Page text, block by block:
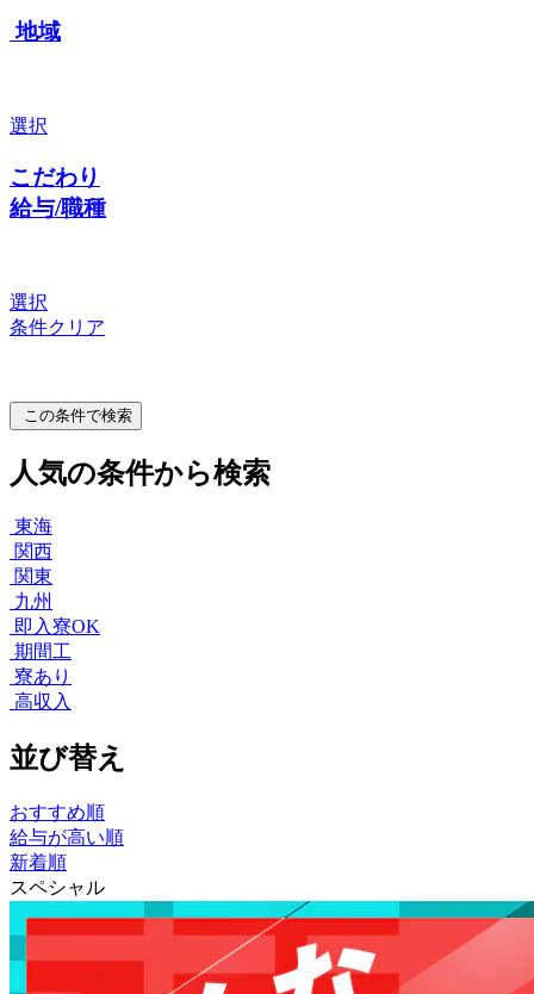
地域
選択
こだわり
給与/職種
選択
条件クリア
この条件で検索
人気の条件から検索
東海
関西
関東
九州
即入寮OK
期間工
寮あり
高収入
並び替え
おすすめ順
給与が高い順
新着順
スペシャル